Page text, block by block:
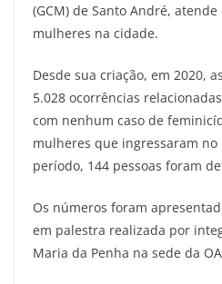
(GCM) de Santo André,
mulheres na cidade.
Desde sua criação, em 2020,
5.028 ocorrências
com nenhum caso de
mulheres que ingressaram
período, 144 pessoas foram
Os números foram
em palestra realizada por
Maria da Penha na sede da